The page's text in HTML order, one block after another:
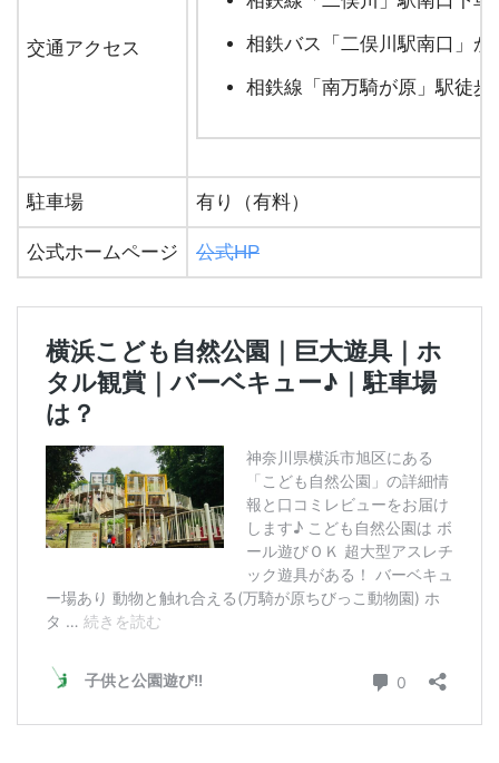
交通アクセス 相鉄バス「二俣川駅南口」
相鉄線「南万騎が原」駅徒歩
駐車場 有り（有料）
公式ホームページ 公式HP